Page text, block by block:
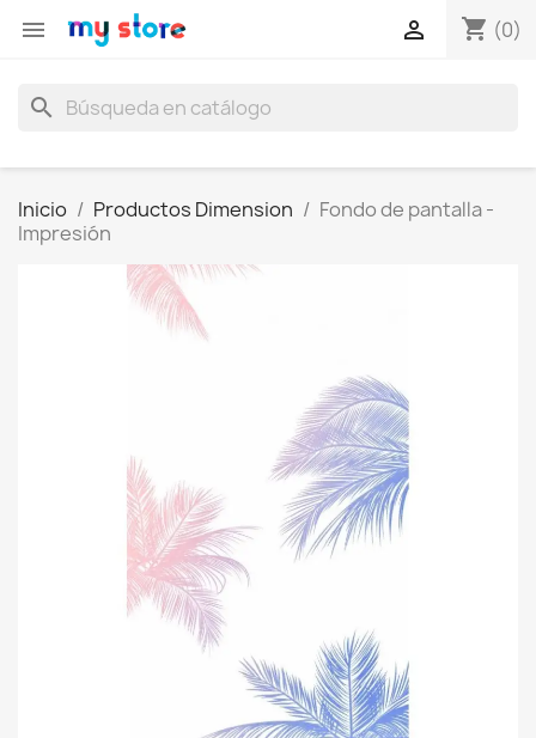
 shopping_cart (0)

search
Inicio Productos Dimension
Fondo de pantalla -
Impresión